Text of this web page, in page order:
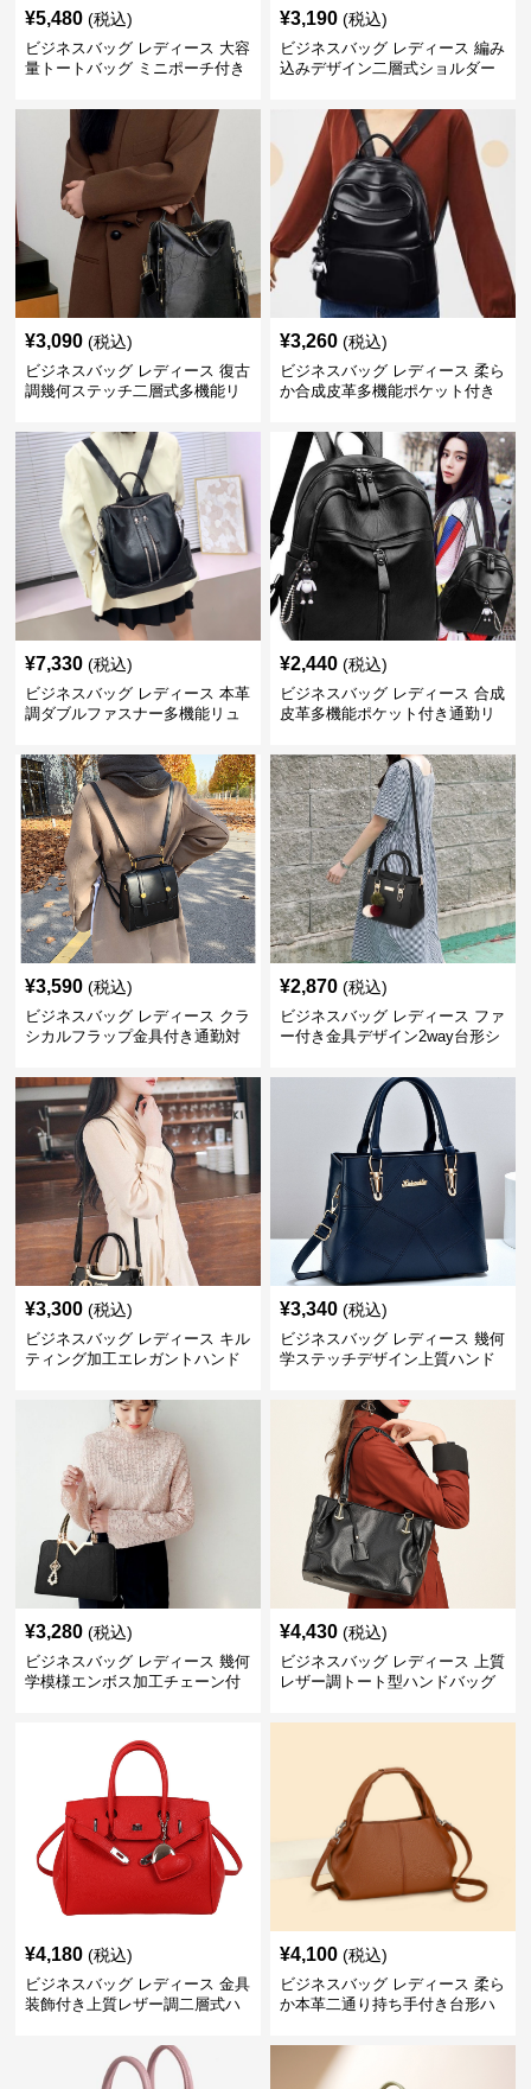
¥5,480 (税込)
ビジネスバッグ レディース 大容
量トートバッグ ミニポーチ付き
¥3,190 (税込)
ビジネスバッグ レディース 編み
込みデザイン二層式ショルダー
¥3,090 (税込)
ビジネスバッグ レディース 復古
調幾何ステッチ二層式多機能リ
¥3,260 (税込)
ビジネスバッグ レディース 柔ら
か合成皮革多機能ポケット付き
¥7,330 (税込)
ビジネスバッグ レディース 本革
調ダブルファスナー多機能リュ
¥2,440 (税込)
ビジネスバッグ レディース 合成
皮革多機能ポケット付き通勤リ
¥3,590 (税込)
ビジネスバッグ レディース クラ
シカルフラップ金具付き通勤対
¥2,870 (税込)
ビジネスバッグ レディース ファ
ー付き金具デザイン2way台形シ
¥3,300 (税込)
ビジネスバッグ レディース キル
ティング加工エレガントハンド
¥3,340 (税込)
ビジネスバッグ レディース 幾何
学ステッチデザイン上質ハンド
¥3,280 (税込)
ビジネスバッグ レディース 幾何
学模様エンボス加工チェーン付
¥4,430 (税込)
ビジネスバッグ レディース 上質
レザー調トート型ハンドバッグ
¥4,180 (税込)
ビジネスバッグ レディース 金具
装飾付き上質レザー調二層式ハ
¥4,100 (税込)
ビジネスバッグ レディース 柔ら
か本革二通り持ち手付き台形ハ